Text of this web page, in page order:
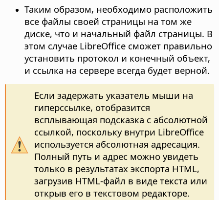
Таким образом, необходимо расположить
все файлы своей страницы на том же
диске, что и начальный файл страницы. В
этом случае LibreOffice сможет правильно
установить протокол и конечный объект,
и ссылка на сервере всегда будет верной.
Если задержать указатель мыши на
гиперссылке, отобразится
всплывающая подсказка с абсолютной
ссылкой, поскольку внутри LibreOffice
используется абсолютная адресация.
Полный путь и адрес можно увидеть
только в результатах экспорта HTML,
загрузив HTML-файл в виде текста или
открыв его в текстовом редакторе.